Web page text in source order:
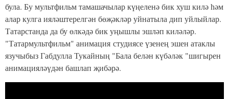
була. Бу мультфильм тамашачылар күңеленә бик хуш килә һәм
алар кулга ияләштерелгән бөҗәкләр уйнатыла дип уйлыйлар.
Татарстанда да бу өлкәдә бик уңышлы эшләп киләләр.
"Татармультфильм" анимация студиясе үзенең эшен атаклы
язучыбыз Габдулла Тукайның "Бала белән күбәләк "шигырен
анимацияләүдән башлап җибәрә.